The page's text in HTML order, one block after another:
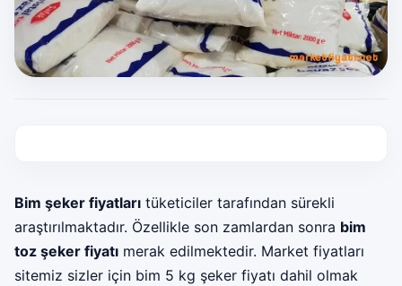
Bim şeker fiyatları tüketiciler tarafından sürekli
araştırılmaktadır. Özellikle son zamlardan sonra bim
toz şeker fiyatı merak edilmektedir. Market fiyatları
sitemiz sizler için bim 5 kg şeker fiyatı dahil olmak